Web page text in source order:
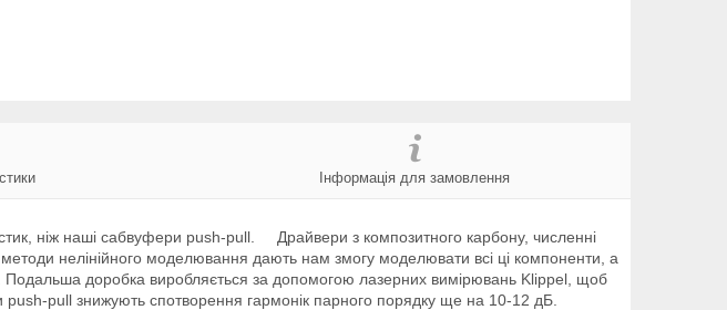
Інформація для замовлення
ніж наші сабвуфери push-pull. Драйвери з композитного карбону, численні
методи нелінійного моделювання дають нам змогу моделювати всі ці компоненти, а
Подальша доробка виробляється за допомогою лазерних вимірювань Klippel, щоб
push-pull знижують спотворення гармонік парного порядку ще на 10-12 дБ.